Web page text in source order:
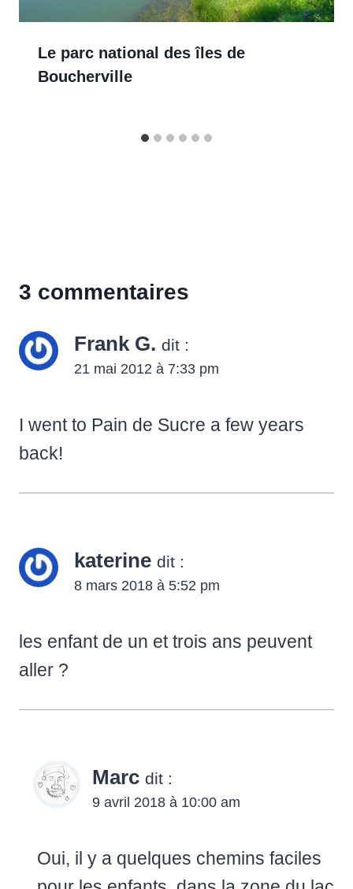
Le parc national des îles de
Boucherville
3 commentaires
Frank G. dit :
21 mai 2012 à 7:33 pm
I went to Pain de Sucre a few years
back!
katerine dit :
8 mars 2018 à 5:52 pm
les enfant de un et trois ans peuvent
aller ?
Marc dit :
9 avril 2018 à 10:00 am
Oui, il y a quelques chemins faciles